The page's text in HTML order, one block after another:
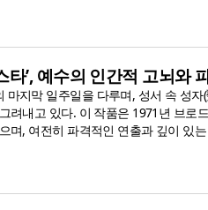
’, 예수의 인간적 고뇌와
지막 일주일을 다루며, 성서 속 성
려내고 있다. 이 작품은 1971년 브로
며, 여전히 파격적인 연출과 깊이 있